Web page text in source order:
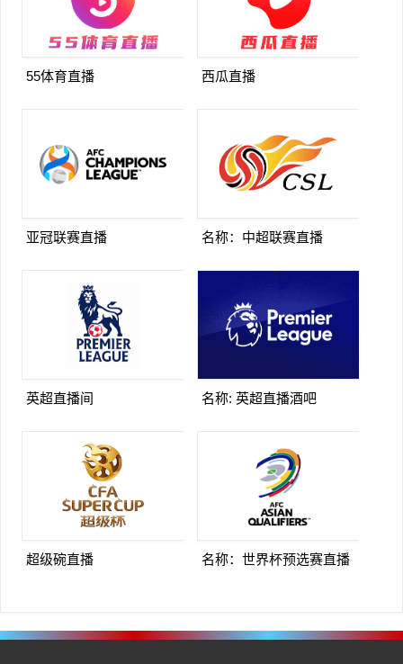
55体育直播 西瓜直播
亚冠联赛直播 名称：中超联赛直播
英超直播间 名称: 英超直播酒吧
超级碗直播 名称：世界杯预选赛直播